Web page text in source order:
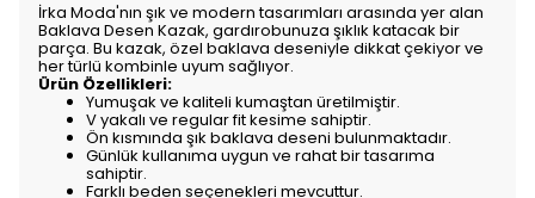
İrka Moda'nın şık ve modern tasarımları arasında yer alan
Baklava Desen Kazak, gardırobunuza şıklık katacak bir
parça. Bu kazak, özel baklava deseniyle dikkat çekiyor ve
her türlü kombinle uyum sağlıyor.
Ürün Özellikleri:
Yumuşak ve kaliteli kumaştan üretilmiştir.
V yakalı ve regular fit kesime sahiptir.
Ön kısmında şık baklava deseni bulunmaktadır.
Günlük kullanıma uygun ve rahat bir tasarıma
sahiptir.
Farklı beden seçenekleri mevcuttur.